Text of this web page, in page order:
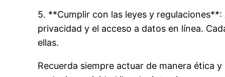
5. **Cumplir con las leyes y
privacidad y el acceso a datos en línea.
ellas.
Recuerda siempre actuar de manera ética